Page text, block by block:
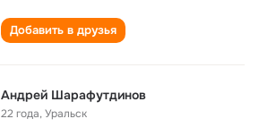
Добавить в друзья
Андрей Шарафутдинов
22 года,Уральск